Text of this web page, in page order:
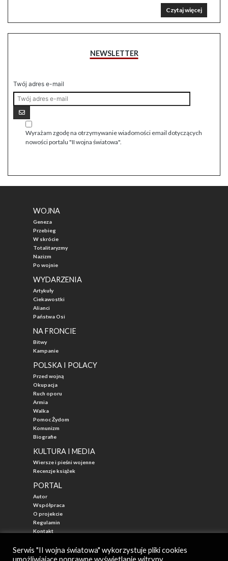
Czytaj więcej
NEWSLETTER
Twój adres e-mail
Wyrażam zgodę na otrzymywanie wiadomości email dotyczących
nowości portalu "II wojna światowa".
WOJNA
Geneza
Przebieg
W skrócie
Totalitaryzmy
Nazizm
Po wojnie
WYDARZENIA
Artykuły
Ciekawostki
Alianci
Państwa Osi
NA FRONCIE
Bitwy
Kampanie
POLSKA I POLACY
Przed wojną
Okupacja
Ruch oporu
Armia
Walka
Pomoc Żydom
Komunizm
Biografie
KULTURA I MEDIA
Wiersze i pieśni wojenne
Recenzje książek
PORTAL
Autor
Współpraca
O projekcie
Regulamin
Kontakt
Serwis "II wojna światowa" wykorzystuje pliki cookies
umożliwiające poprawne wyświetlanie witryny.